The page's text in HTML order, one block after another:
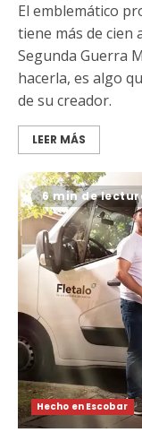
El emblemático
tiene más de cien
Segunda Guerra
hacerla, es algo
de su creador.
LEER MÁS
6 min de
Hecho en Escobar